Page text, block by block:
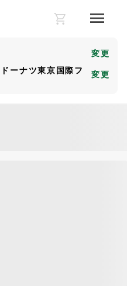
変更
ーナツ東京国際フ
変更